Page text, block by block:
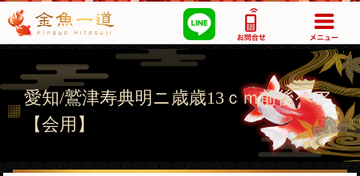
愛知/鷲津寿典明ニ歳歳13ｃｍ前後ペア
【会用】